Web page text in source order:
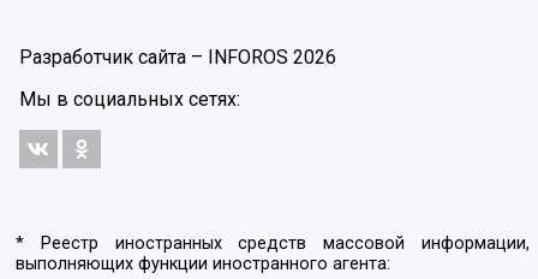
Разработчик сайта – INFOROS 2026
Мы в социальных сетях:
* Реестр иностранных средств массовой информации,
выполняющих функции иностранного агента: